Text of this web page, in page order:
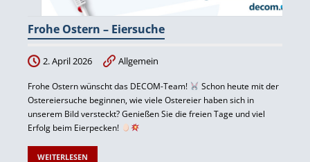
Frohe Ostern – Eiersuche
2. April 2026 Allgemein
Frohe Ostern wünscht das DECOM-Team!
Schon heute mit der
Ostereiersuche beginnen, wie viele Ostereier haben sich in
unserem Bild versteckt? Genießen Sie die freien Tage und viel
Erfolg beim Eierpecken!
WEITERLESEN